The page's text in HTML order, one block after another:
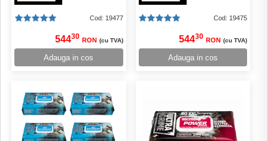
Cod: 19477
54430 RON (cu TVA)
Adauga in cos
Cod: 19475
54430 RON (cu TVA)
Adauga in cos